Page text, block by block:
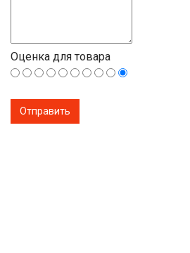
Оценка для товара